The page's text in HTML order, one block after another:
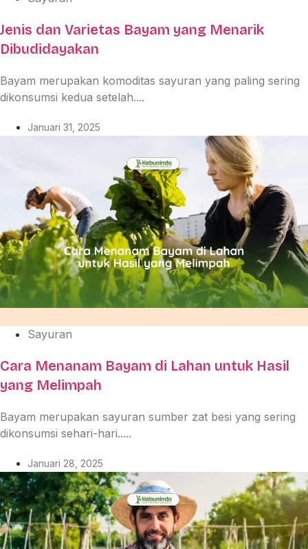
Jenis dan Varietas Bayam yang Menarik
Dibudidayakan
Bayam merupakan komoditas sayuran yang paling sering
dikonsumsi kedua setelah....
Januari 31, 2025
Sayuran
Cara Menanam Bayam di Lahan untuk Hasil
yang Melimpah
Bayam merupakan sayuran sumber zat besi yang sering
dikonsumsi sehari-hari.....
Januari 28, 2025